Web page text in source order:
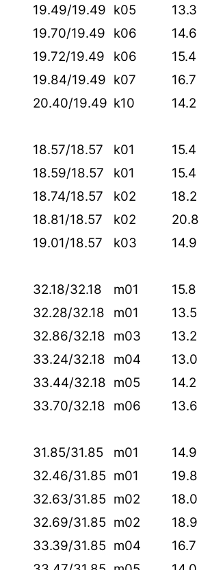
19.49/19.49 k05
13.3
19.70/19.49 k06
14.6
19.72/19.49 k06
15.4
19.84/19.49 k07
16.7
20.40/19.49 k10 14.2
18.57/18.57 k01
15.4
18.59/18.57 k01
15.4
18.74/18.57 k02
18.2
18.81/18.57 k02
20.8
19.01/18.57 k03 14.9
32.18/32.18 m01
15.8
32.28/32.18 m01
13.5
32.86/32.18 m03
13.2
33.24/32.18 m04
13.0
33.44/32.18 m05
14.2
33.70/32.18 m06 13.6
31.85/31.85 m01
14.9
32.46/31.85 m01
19.8
32.63/31.85 m02
18.0
32.69/31.85 m02
18.9
33.39/31.85 m04
16.7